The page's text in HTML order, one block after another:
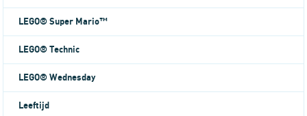
LEGO® Super Mario™
LEGO® Technic
LEGO® Wednesday
Leeftijd